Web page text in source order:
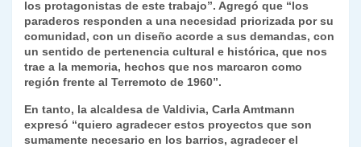
los protagonistas de este trabajo”. Agregó que “los
paraderos responden a una necesidad priorizada por su
comunidad, con un diseño acorde a sus demandas, con
un sentido de pertenencia cultural e histórica, que nos
trae a la memoria, hechos que nos marcaron como
región frente al Terremoto de 1960”.
En tanto, la alcaldesa de Valdivia, Carla Amtmann
expresó “quiero agradecer estos proyectos que son
sumamente necesario en los barrios, agradecer el